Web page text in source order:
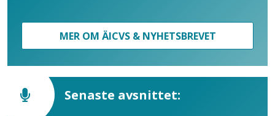
MER OM ÄICVS & NYHETSBREVET
Senaste avsnittet: